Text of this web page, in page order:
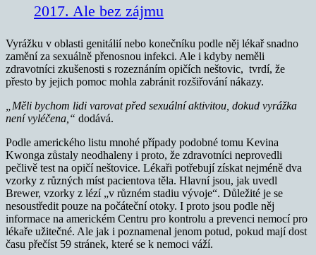
2017. Ale bez zájmu
Vyrážku v oblasti genitálií nebo konečníku podle něj lékař snadno
zamění za sexuálně přenosnou infekci. Ale i kdyby neměli
zdravotníci zkušenosti s rozeznáním opičích neštovic, tvrdí, že
přesto by jejich pomoc mohla zabránit rozšiřování nákazy.
„Měli bychom lidi varovat před sexuální aktivitou, dokud vyrážka
není vyléčena,“ dodává.
Podle amerického listu mnohé případy podobné tomu Kevina
Kwonga zůstaly neodhaleny i proto, že zdravotníci neprovedli
pečlivě test na opičí neštovice. Lékaři potřebují získat nejméně dva
vzorky z různých míst pacientova těla. Hlavní jsou, jak uvedl
Brewer, vzorky z lézí „v různém stadiu vývoje“. Důležité je se
nesoustředit pouze na počáteční otoky. I proto jsou podle něj
informace na americkém Centru pro kontrolu a prevenci nemocí pro
lékaře užitečné. Ale jak i poznamenal jenom potud, pokud mají dost
času přečíst 59 stránek, které se k nemoci váží.